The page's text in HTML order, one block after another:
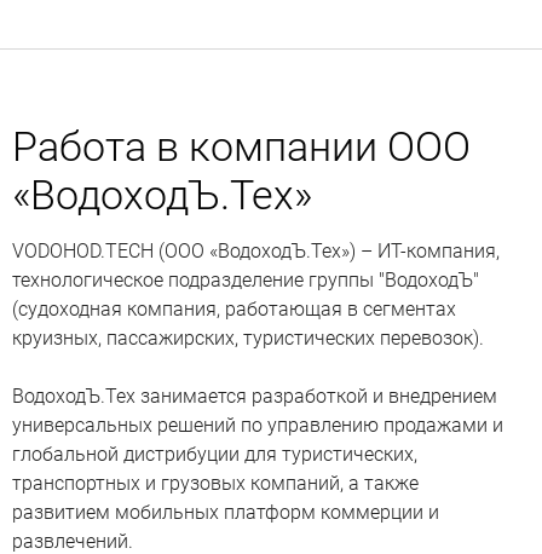
Работа в компании ООО
«ВодоходЪ.Тех»
VODOHOD.TECH (ООО «ВодоходЪ.Тех») – ИТ-компания,
технологическое подразделение группы "ВодоходЪ"
(судоходная компания, работающая в сегментах
круизных, пассажирских, туристических перевозок).
ВодоходЪ.Тех занимается разработкой и внедрением
универсальных решений по управлению продажами и
глобальной дистрибуции для туристических,
транспортных и грузовых компаний, а также
развитием мобильных платформ коммерции и
развлечений.